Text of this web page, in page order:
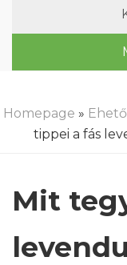
Homepage »
tippei a fás
Mit